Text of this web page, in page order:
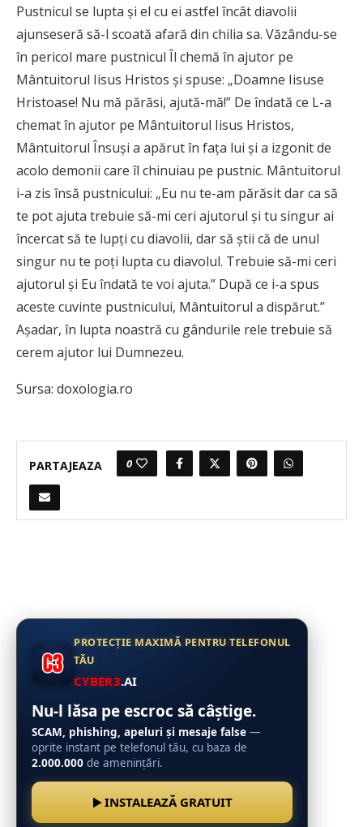
Pustnicul se lupta şi el cu ei astfel încât diavolii
ajunseseră să-l scoată afară din chilia sa. Văzându-se
în pericol mare pustnicul Îl chemă în ajutor pe
Mântuitorul Iisus Hristos şi spuse: „Doamne Iisuse
Hristoase! Nu mă părăsi, ajută-mă!” De îndată ce L-a
chemat în ajutor pe Mântuitorul Iisus Hristos,
Mântuitorul Însuşi a apărut în faţa lui şi a izgonit de
acolo demonii care îl chinuiau pe pustnic. Mântuitorul
i-a zis însă pustnicului: „Eu nu te-am părăsit dar ca să
te pot ajuta trebuie să-mi ceri ajutorul şi tu singur ai
încercat să te lupţi cu diavolii, dar să ştii că de unul
singur nu te poţi lupta cu diavolul. Trebuie să-mi ceri
ajutorul şi Eu îndată te voi ajuta.” După ce i-a spus
aceste cuvinte pustnicului, Mântuitorul a dispărut.”
Aşadar, în lupta noastră cu gândurile rele trebuie să
cerem ajutor lui Dumnezeu.
Sursa: doxologia.ro
PARTAJEAZA 0
PROTECȚIE MAXIMĂ PENTRU TELEFONUL
TĂU
CYBER3.AI
Nu-l lăsa pe escroc să câștige.
SCAM, phishing, apeluri și mesaje false —
oprite instant pe telefonul tău, cu baza de
2.000.000 de amenințări.
INSTALEAZĂ GRATUIT